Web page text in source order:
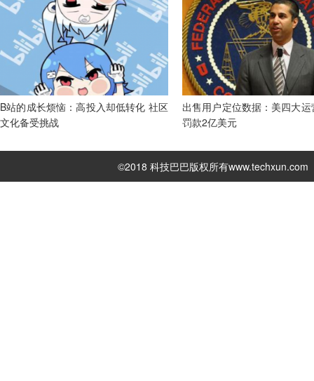
B站的成长烦恼：高投入却低转化 社区
文化备受挑战
出售用户定位数据：美四大
罚款2亿美元
©2018 科技巴巴版权所有www.techxun.com